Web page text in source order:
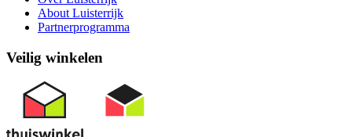
About Luisterrijk
Partnerprogramma
Veilig winkelen